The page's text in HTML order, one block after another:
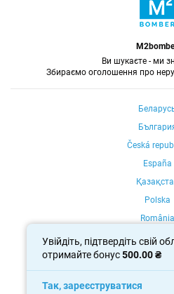
Увійдіть, підтвердіть свій
отримайте бонус500.00 ₴
Так, зареєструватися
Ви шукаєте - ми
Збираємо оголошення про
Česká
España
Polska
România
Portugal
Россия
Україна
Oʻzbekiston